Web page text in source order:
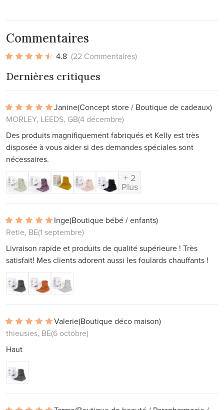
Commentaires
4.8 (22 Commentaires)
Dernières critiques
Janine(Concept store / Boutique de cadeaux)
MORLEY, LEEDS, GB(4 décembre)
Des produits magnifiquement fabriqués et Kelly est très
disposée à vous aider si des demandes spéciales sont
nécessaires.
+ 2
Plus
Inge(Boutique bébé / enfants)
Retie, BE(1 septembre)
Livraison rapide et produits de qualité supérieure ! Très
satisfait! Mes clients adorent aussi les foulards chauffants !
Valerie(Boutique déco maison)
thieusies, BE(6 octobre)
Haut